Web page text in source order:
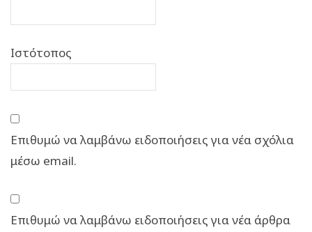
Ιστότοπος
Επιθυμώ να λαμβάνω ειδοποιήσεις για νέα σχόλια
μέσω email.
Επιθυμώ να λαμβάνω ειδοποιήσεις για νέα άρθρα